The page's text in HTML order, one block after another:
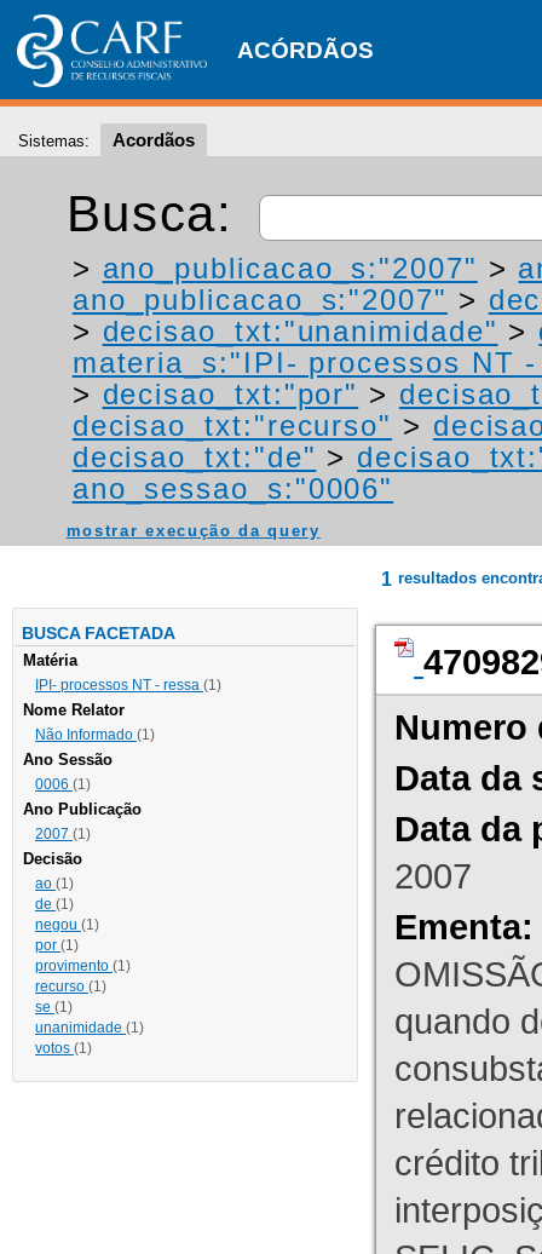
ACÓRDÃOS
Sistemas: Acordãos
Busca:
> ano_publicacao_s:"2007" >
ano_publicacao_s:"2007" >
> decisao_txt:"unanimidade" >
materia_s:"IPI- processos NT
> decisao_txt:"por" >
decisao_txt:"recurso" >
decisao_txt:"de" >
ano_sessao_s:"0006"
mostrar execução da query
BUSCA FACETADA
Matéria
IPI- processos NT - ressa (1)
Nome Relator
Não Informado (1)
Ano Sessão
0006 (1)
Ano Publicação
2007 (1)
Decisão
ao (1)
de (1)
negou (1)
por (1)
provimento (1)
recurso (1)
se (1)
unanimidade (1)
votos (1)
1 resultados
Numero
Data da
Data da
2007
Ementa:
quando
crédito